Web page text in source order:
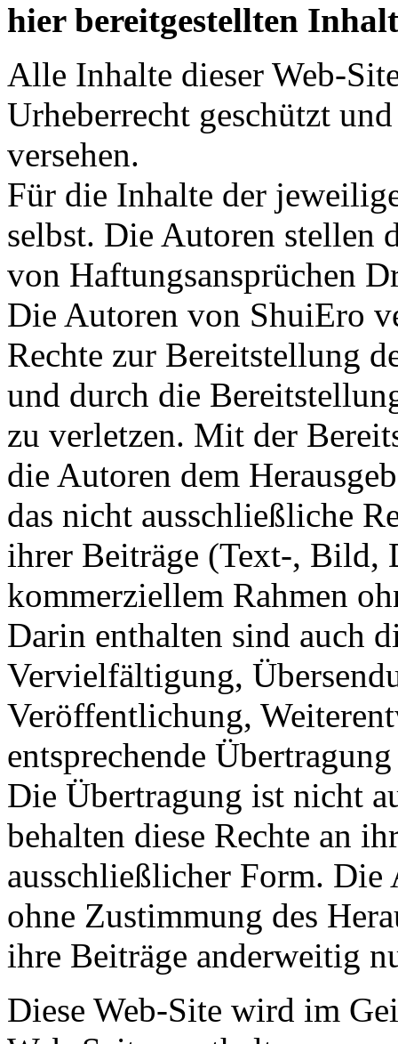
hier bereitgestellten
Alle Inhalte dieser Web-
Urheberrecht geschützt
versehen.
Für die Inhalte der
selbst. Die Autoren stellen
von Haftungsansprüchen
Die Autoren von ShuiEro
Rechte zur Bereitstellung
und durch die
zu verletzen. Mit der
die Autoren dem
das nicht ausschließliche
ihrer Beiträge (Text-, Bild,
kommerziellem Rahmen
Darin enthalten sind auch
Vervielfältigung,
Veröffentlichung,
entsprechende
Die Übertragung ist nicht
behalten diese Rechte an
ausschließlicher Form.
ohne Zustimmung des
ihre Beiträge anderweitig
Diese Web-Site wird im